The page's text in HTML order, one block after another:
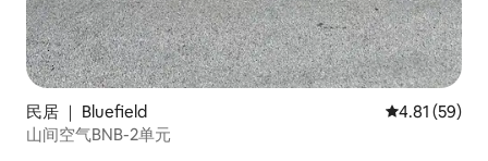
民居 ｜ Bluefield 平均评分
4.81 (59)
山间空气BNB-2单元